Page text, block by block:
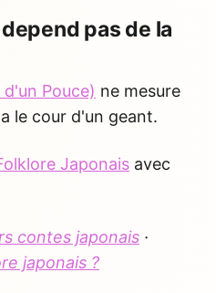
pas de la
Pouce) ne mesure
le cour d'un geant.
Japonais avec
contes japonais ·
japonais ?